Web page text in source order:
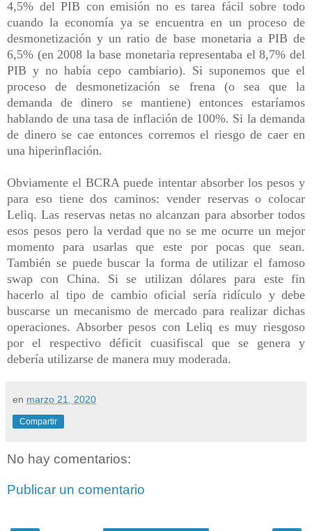
4,5% del PIB con emisión no es tarea fácil sobre todo
cuando la economía ya se encuentra en un proceso de
desmonetización y un ratio de base monetaria a PIB de
6,5% (en 2008 la base monetaria representaba el 8,7% del
PIB y no había cepo cambiario). Si suponemos que el
proceso de desmonetización se frena (o sea que la
demanda de dinero se mantiene) entonces estaríamos
hablando de una tasa de inflación de 100%. Si la demanda
de dinero se cae entonces corremos el riesgo de caer en
una hiperinflación.
Obviamente el BCRA puede intentar absorber los pesos y
para eso tiene dos caminos: vender reservas o colocar
Leliq. Las reservas netas no alcanzan para absorber todos
esos pesos pero la verdad que no se me ocurre un mejor
momento para usarlas que este por pocas que sean.
También se puede buscar la forma de utilizar el famoso
swap con China. Si se utilizan dólares para este fin
hacerlo al tipo de cambio oficial sería ridículo y debe
buscarse un mecanismo de mercado para realizar dichas
operaciones. Absorber pesos con Leliq es muy riesgoso
por el respectivo déficit cuasifiscal que se genera y
debería utilizarse de manera muy moderada.
en marzo 21, 2020
Compartir
No hay comentarios:
Publicar un comentario